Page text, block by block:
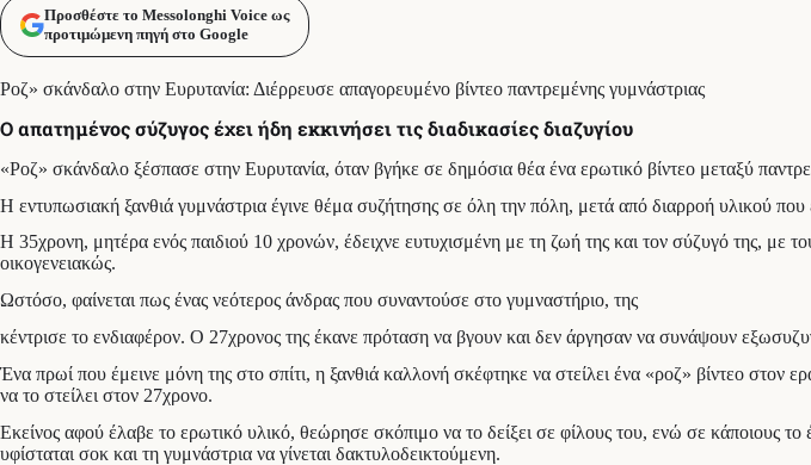
Προσθέστε το Messolonghi Voice ως
προτιμώμενη πηγή στο Google
Ροζ» σκάνδαλο στην Ευρυτανία: Διέρρευσε απαγορευμένο βίντεο παντρεμένης γυμνάστριας
Ο απατημένος σύζυγος έχει ήδη εκκινήσει τις διαδικασίες διαζυγίου
«Ροζ» σκάνδαλο ξέσπασε στην Ευρυτανία, όταν βγήκε σε δημόσια θέα ένα ερωτικό βίντεο μεταξύ
Η εντυπωσιακή ξανθιά γυμνάστρια έγινε θέμα συζήτησης σε όλη την πόλη, μετά από διαρροή υλικού που
Η 35χρονη, μητέρα ενός παιδιού 10 χρονών, έδειχνε ευτυχισμένη με τη ζωή της και τον σύζυγό της, με
οικογενειακώς.
Ωστόσο, φαίνεται πως ένας νεότερος άνδρας που συναντούσε στο γυμναστήριο, της
κέντρισε το ενδιαφέρον. Ο 27χρονος της έκανε πρόταση να βγουν και δεν άργησαν να συνάψουν
Ένα πρωί που έμεινε μόνη της στο σπίτι, η ξανθιά καλλονή σκέφτηκε να στείλει ένα «ροζ» βίντεο στον
να το στείλει στον 27χρονο.
Εκείνος αφού έλαβε το ερωτικό υλικό, θεώρησε σκόπιμο να το δείξει σε φίλους του, ενώ σε κάποιους
υφίσταται σοκ και τη γυμνάστρια να γίνεται δακτυλοδεικτούμενη.